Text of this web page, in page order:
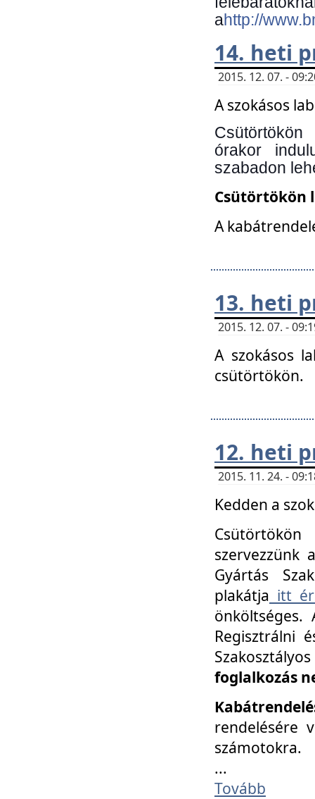
ahttp://
14. heti
2015. 12. 07. -
A szokásos
órakor
szabadon
Csütörtökön
A
13. heti
2015. 12. 07. -
A szokásos
csütörtökön.
12. heti
2015. 11. 24. -
Kedden a
szervezzünk
Gyártás
plakátja itt
Regisztrálni
foglalkozás
rendelésére
számotokra.
...
Tovább